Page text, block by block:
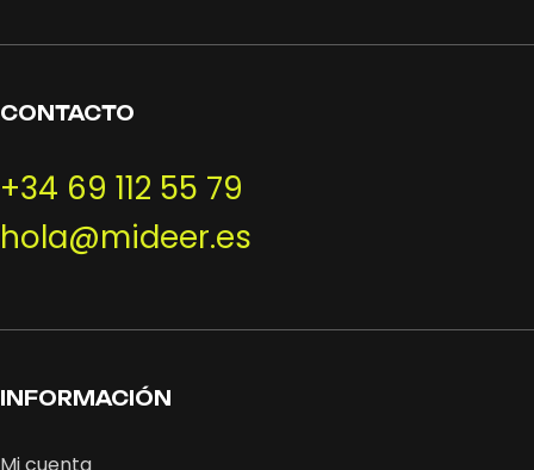
CONTACTO
+34 69 112 55 79
hola@mideer.es
INFORMACIÓN
Mi cuenta